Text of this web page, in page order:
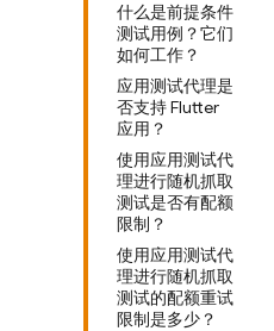
什么是前提条件
测试用例？它们
如何工作？
应用测试代理是
否支持 Flutter
应用？
使用应用测试代
理进行随机抓取
测试是否有配额
限制？
使用应用测试代
理进行随机抓取
测试的配额重试
限制是多少？